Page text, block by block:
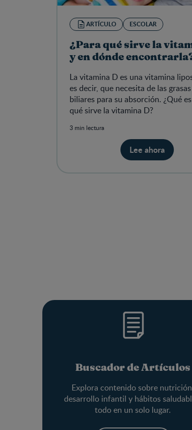
ARTÍCULO ESCOLAR
¿Para qué sirve la
y en dónde
La vitamina D es una vitamina
es decir, que necesita de las
biliares para su absorción. ¿Qué
qué sirve la vitamina D?
3 min lectura
Lee ahora
Buscador de Artículos
Explora contenido sobre
desarrollo infantil y hábitos
todo en un solo lugar.